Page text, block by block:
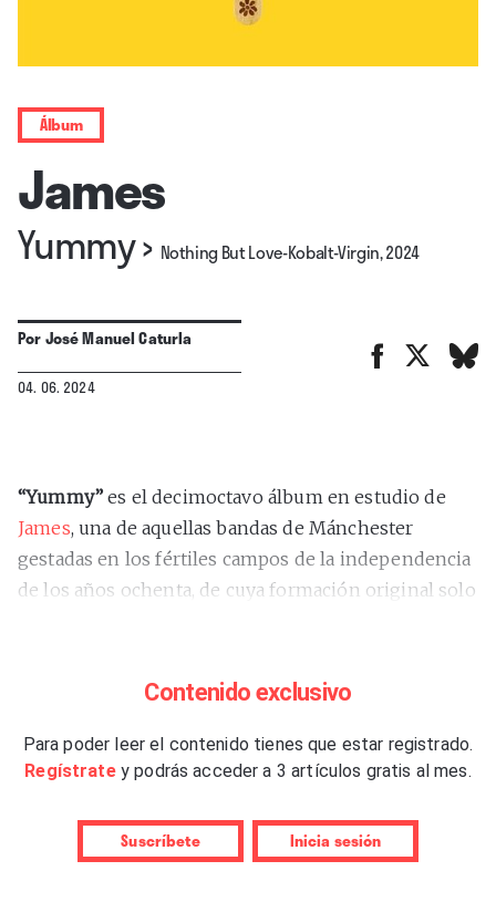
Álbum
James
Yummy› Nothing But Love-Kobalt-Virgin, 2024
PorJosé Manuel Caturla
04. 06. 2024
“Yummy”es el decimoctavo álbum en estudio de
James, una de aquellas bandas de Mánchester
gestadas en los fértiles campos de la independencia
de los años ochenta, de cuya formación original solo
gran forma con 64 años ya cumplidos. Así pudo
grupo extenso –sobre el escenario se despliegan
hasta nueve componentes– que no se limita a
gala de un repertorio renovado con acierto a lo largo
de los años.
Contenido exclusivo
Para poder leer el contenido tienes que estar registrado.
Regístrate y podrás acceder a 3 artículos gratis al mes.
Suscríbete Inicia sesión